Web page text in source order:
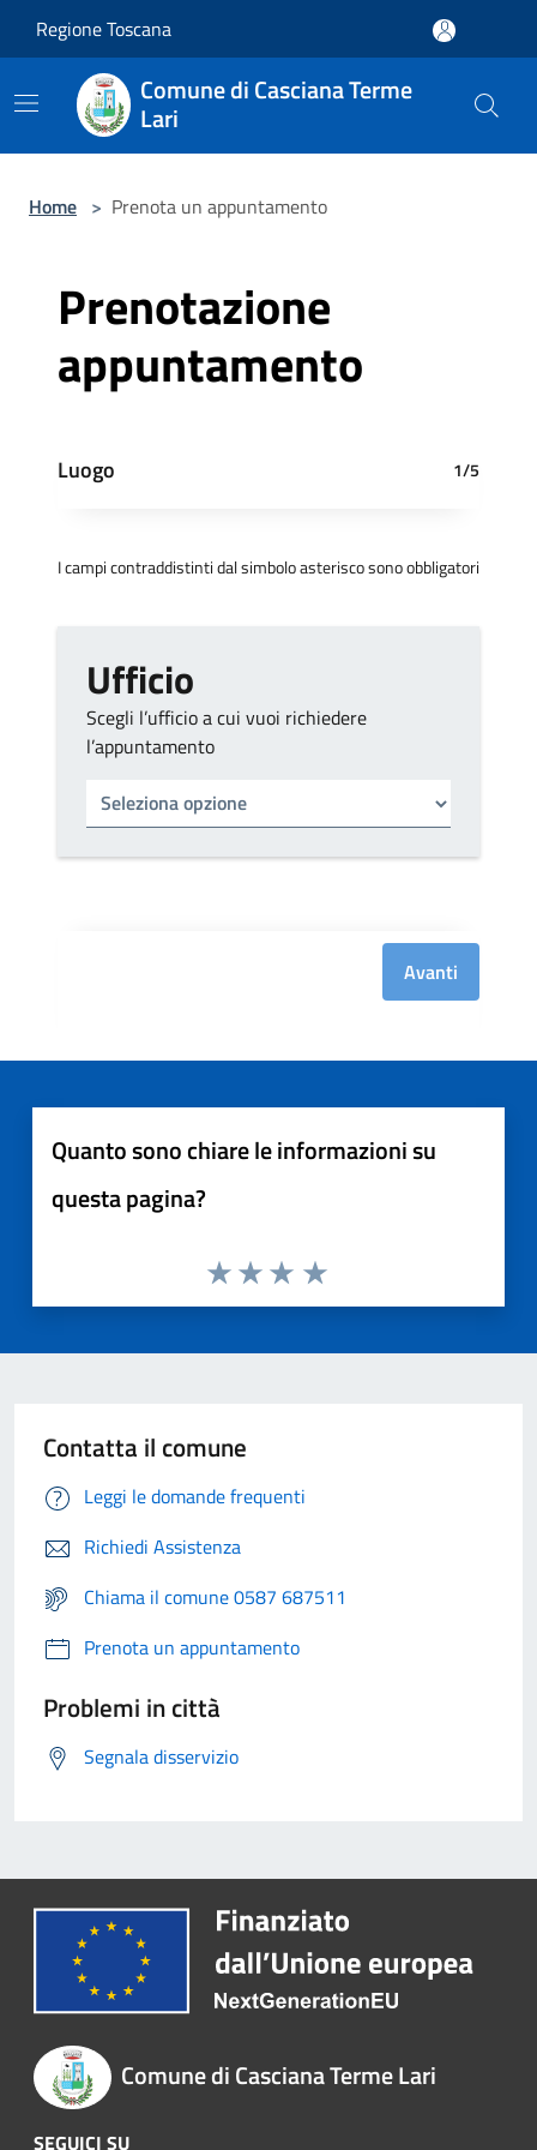
Regione Toscana
Comune di Casciana Terme
Lari
Home > Prenota un appuntamento
Prenotazione
appuntamento
Luogo 1/5
I campi contraddistinti dal simbolo asterisco sono obbligatori
Ufficio
Scegli l’ufficio a cui vuoi richiedere
l’appuntamento
Tipo di ufficio
Avanti
Quanto sono chiare le informazioni su
questa pagina?
Contatta il comune
Leggi le domande frequenti
Richiedi Assistenza
Chiama il comune 0587 687511
Prenota un appuntamento
Problemi in città
Segnala disservizio
Comune di Casciana Terme Lari
SEGUICI SU